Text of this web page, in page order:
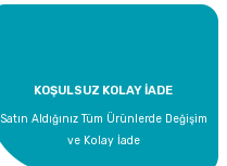
KOŞULSUZ KOLAY İADE
Satın Aldığınız Tüm Ürünlerde Değişim
ve Kolay İade